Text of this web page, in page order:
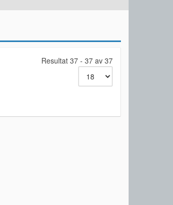
Resultat 37 - 37 av 37